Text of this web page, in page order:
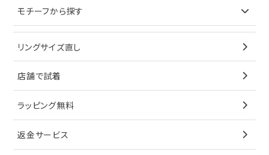
ブレスレット
ペンダントトップ
ブローチ
その他
ノーブランドジュエリーをすべて見る
イヤリング
ブレスレット
ペンダントトップ
ブローチ
その他
キーケース
サングラス
シューズ
香水
オメガ
シャネル
タグホイヤー
カルティエ
セイコー
ティファニー
ブルガリ
カルティエ
ウノアエレ
4℃
モチーフから探す
星
リボン
花
リングサイズ直し
店舗で試着
ラッピング無料
返金サービス